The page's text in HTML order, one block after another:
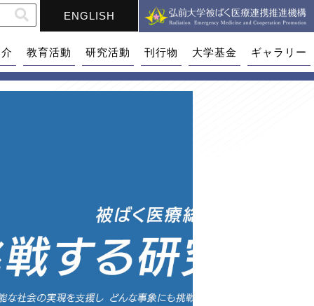
ENGLISH
教育活動 研究活動 刊行物 大学基金 ギャラリー